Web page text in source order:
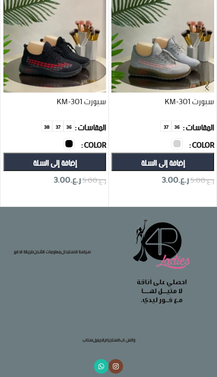
سبورت KM-301
المقاسات
36
37
COLOR
إضافة إلى السلة
ر.ع.5.00ر.ع.3.00
سبورت KM-301
المقاسات
36
37
38
COLOR
إضافة إلى السلة
ر.ع.5.00ر.ع.3.00
سياسة الاستبدالمعلومات الشحنطريقة الدفع
واتس ابانستجرامالايميلسناب